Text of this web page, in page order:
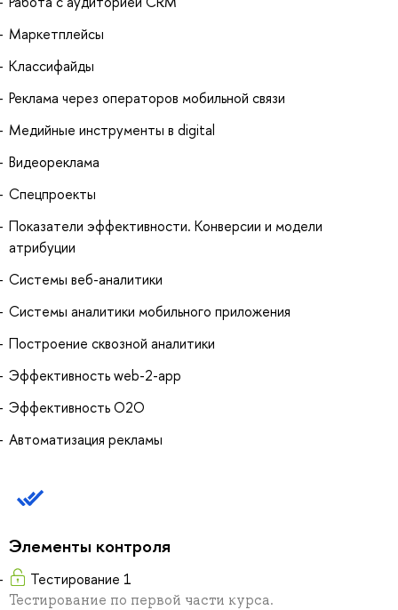
Маркетплейсы
Классифайды
Реклама через операторов мобильной связи
Медийные инструменты в digital
Видеореклама
Спецпроекты
Показатели эффективности. Конверсии и модели
атрибуции
Системы веб-аналитики
Системы аналитики мобильного приложения
Построение сквозной аналитики
Эффективность web-2-app
Эффективность O2O
Автоматизация рекламы
Элементы контроля
Тестирование 1
Тестирование по первой части курса.